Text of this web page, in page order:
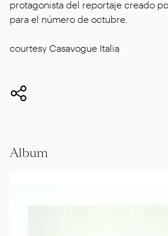
protagonista del reportaje creado
para el número de octubre.
courtesy Casavogue Italia
Album